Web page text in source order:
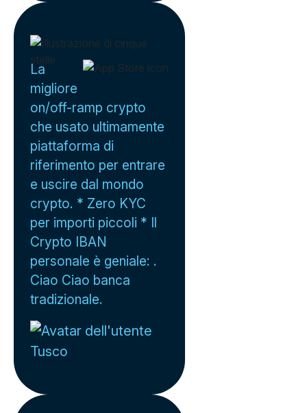
La
migliore
on/off-ramp crypto
che usato ultimamente
piattaforma di
riferimento per entrare
e uscire dal mondo
crypto. * Zero KYC
per importi piccoli * Il
Crypto IBAN
personale è geniale: .
Ciao Ciao banca
tradizionale.
Tusco